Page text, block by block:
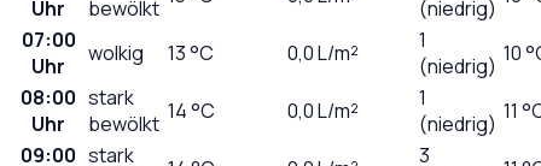
Uhr
bewölkt
(niedrig)
07:00
Uhr
wolkig 13°C 0,0L/m²
1
(niedrig) 10
08:00
Uhr
stark
bewölkt 14°C 0,0L/m²
1
(niedrig) 11
09:00 stark
3